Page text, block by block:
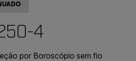
4
por Boroscópio sem fio